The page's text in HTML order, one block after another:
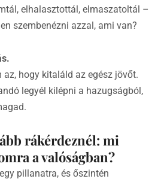
elhalasztottál, elmaszatoltál –
szembenézni azzal, ami van?
az, hogy kitaláld az egész jövőt.
legyél kilépni a hazugságból,
rákérdeznél: mi
a valóságban?
pillanatra, és őszintén